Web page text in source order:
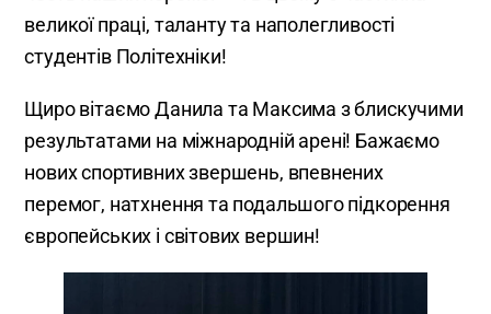
великої праці, таланту та наполегливості
студентів Політехніки!
Щиро вітаємо Данила та Максима з блискучими
результатами на міжнародній арені! Бажаємо
нових спортивних звершень, впевнених
перемог, натхнення та подальшого підкорення
європейських і світових вершин!